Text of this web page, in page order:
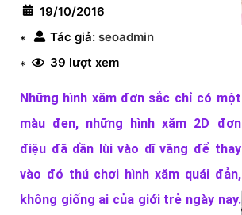
19/10/2016
*
Tác giả: seoadmin
*
39 lượt xem
Những hình xăm đơn sắc chỉ có một
màu đen, những hình xăm 2D đơn
điệu đã dần lùi vào dĩ vãng để thay
vào đó thú chơi hình xăm quái đản,
không giống ai của giới trẻ ngày nay.